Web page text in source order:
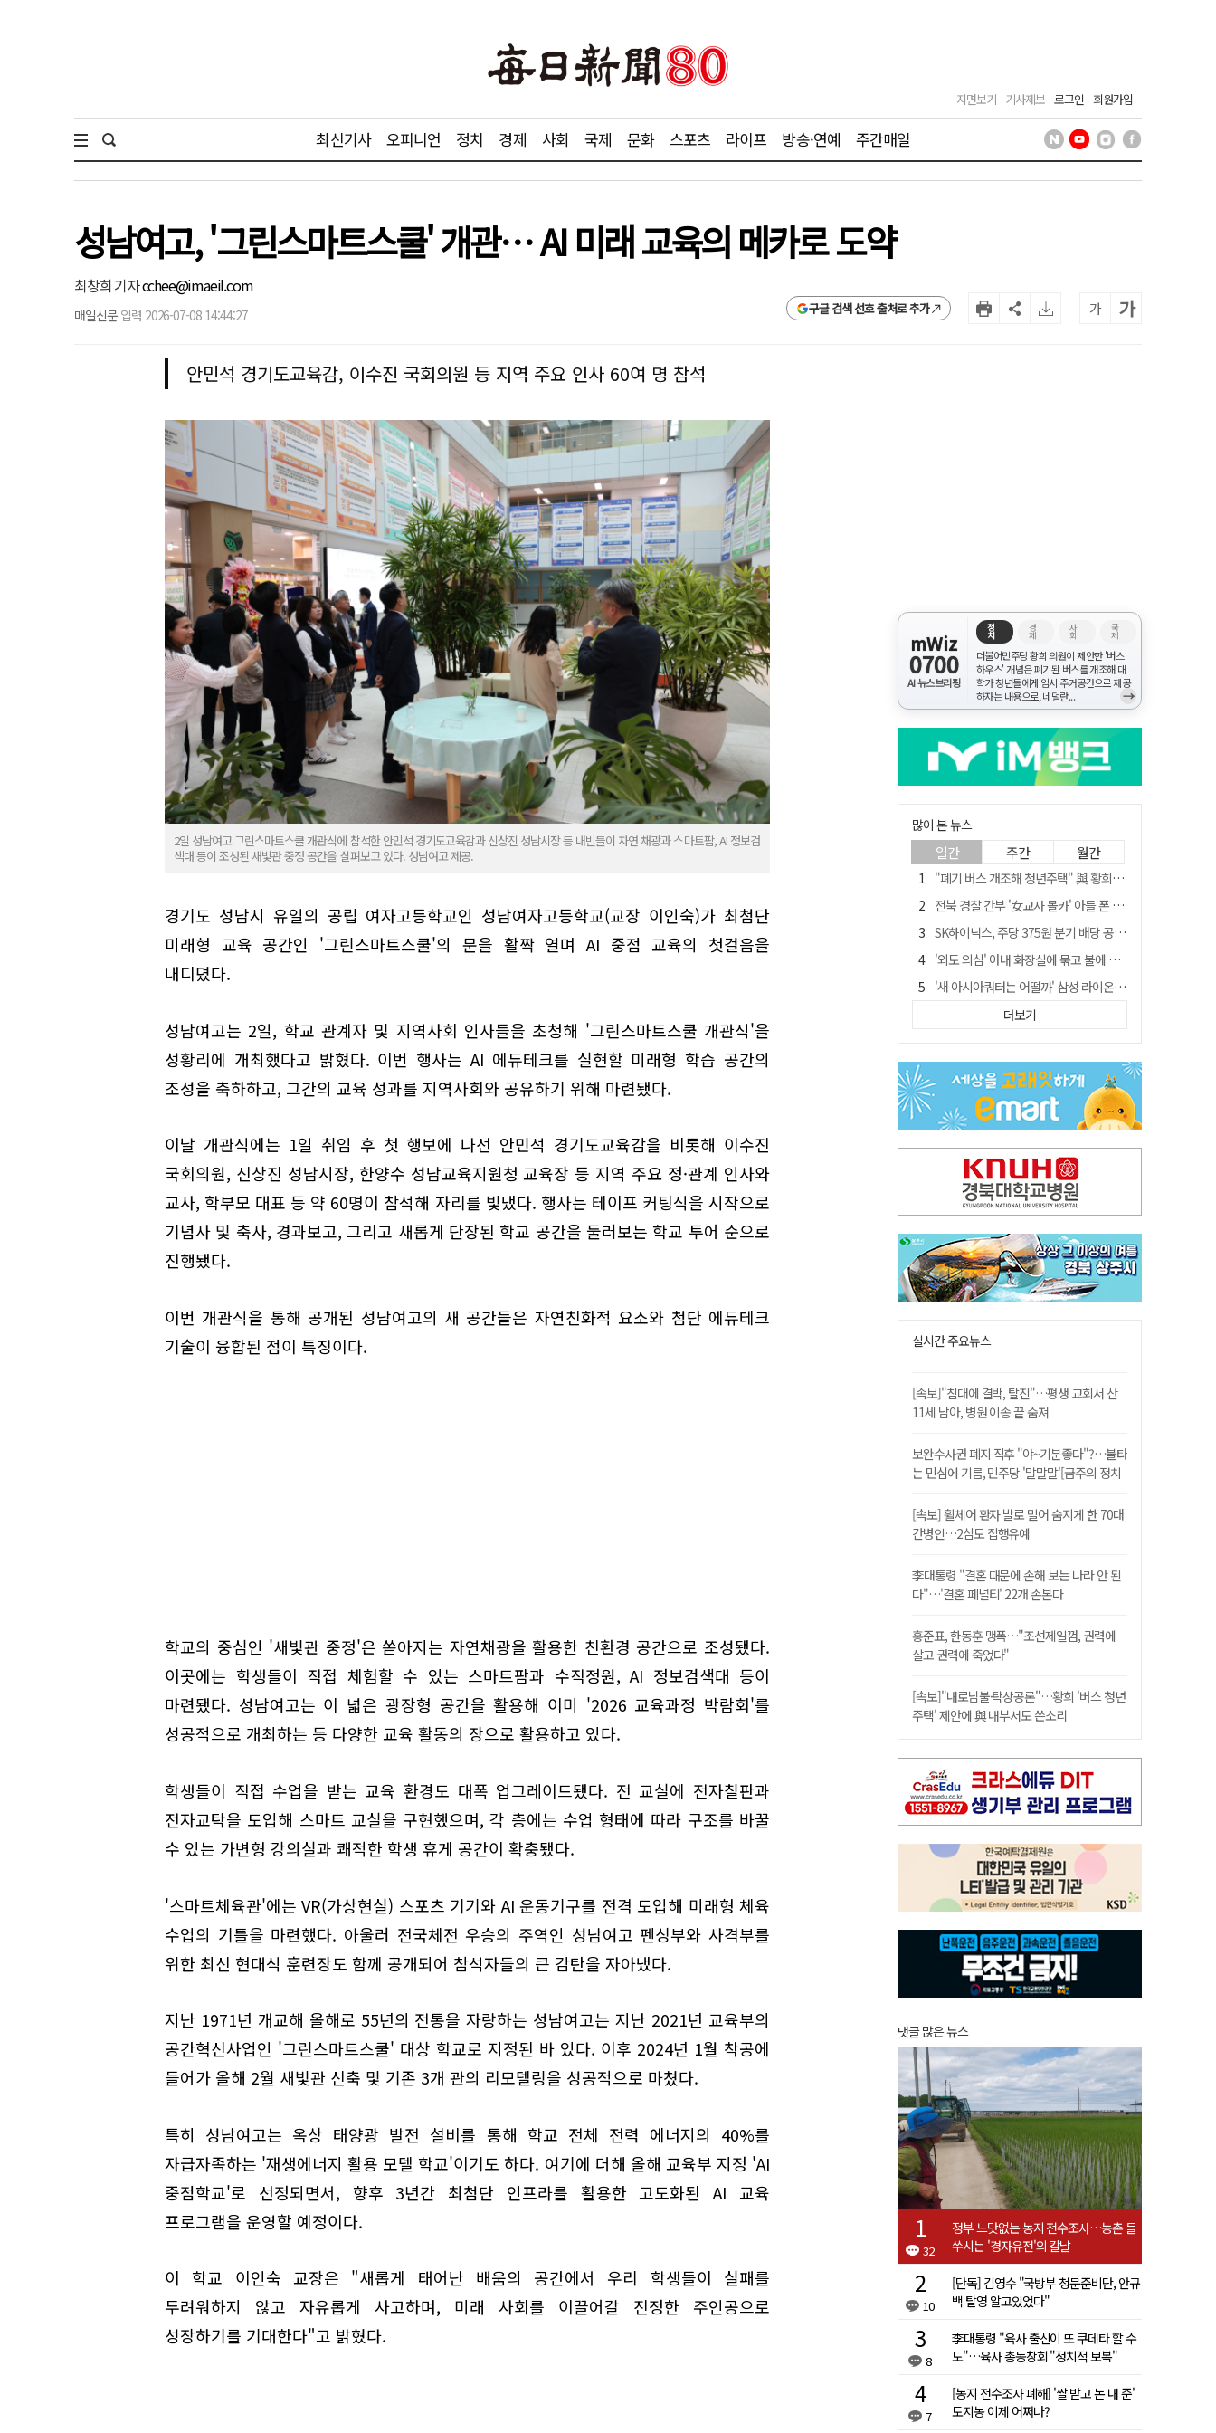
지면보기 기사제보 로그인 회원가입
최신기사 오피니언 정치 경제 사회 국제 문화 스포츠 라이프 방송·연예 주간매일
성남여고, '그린스마트스쿨' 개관… AI 미래 교육의 메카로 도약
최창희 기자cchee@imaeil.com
매일신문 입력 2026-07-08 14:44:27 구글 검색 선호 출처로 추가 가 가
안민석 경기도교육감, 이수진 국회의원 등 지역 주요 인사 60여 명 참석
2일 성남여고 그린스마트스쿨 개관식에 참석한 안민석 경기도교육감과 신상진 성남시장 등 내빈들이 자연 채광과 스마트팜, AI 정보검
색대 등이 조성된 새빛관 중정 공간을 살펴보고 있다. 성남여고 제공.
경기도 성남시 유일의 공립 여자고등학교인 성남여자고등학교(교장 이인숙)가 최첨단
미래형 교육 공간인 '그린스마트스쿨'의 문을 활짝 열며 AI 중점 교육의 첫걸음을
내디뎠다.
성남여고는 2일, 학교 관계자 및 지역사회 인사들을 초청해 '그린스마트스쿨 개관식'을
성황리에 개최했다고 밝혔다. 이번 행사는 AI 에듀테크를 실현할 미래형 학습 공간의
조성을 축하하고, 그간의 교육 성과를 지역사회와 공유하기 위해 마련됐다.
이날 개관식에는 1일 취임 후 첫 행보에 나선 안민석 경기도교육감을 비롯해 이수진
국회의원, 신상진 성남시장, 한양수 성남교육지원청 교육장 등 지역 주요 정·관계 인사와
교사, 학부모 대표 등 약 60명이 참석해 자리를 빛냈다. 행사는 테이프 커팅식을 시작으로
기념사 및 축사, 경과보고, 그리고 새롭게 단장된 학교 공간을 둘러보는 학교 투어 순으로
진행됐다.
이번 개관식을 통해 공개된 성남여고의 새 공간들은 자연친화적 요소와 첨단 에듀테크
기술이 융합된 점이 특징이다.
학교의 중심인 '새빛관 중정'은 쏟아지는 자연채광을 활용한 친환경 공간으로 조성됐다.
이곳에는 학생들이 직접 체험할 수 있는 스마트팜과 수직정원, AI 정보검색대 등이
마련됐다. 성남여고는 이 넓은 광장형 공간을 활용해 이미 '2026 교육과정 박람회'를
성공적으로 개최하는 등 다양한 교육 활동의 장으로 활용하고 있다.
학생들이 직접 수업을 받는 교육 환경도 대폭 업그레이드됐다. 전 교실에 전자칠판과
전자교탁을 도입해 스마트 교실을 구현했으며, 각 층에는 수업 형태에 따라 구조를 바꿀
수 있는 가변형 강의실과 쾌적한 학생 휴게 공간이 확충됐다.
'스마트체육관'에는 VR(가상현실) 스포츠 기기와 AI 운동기구를 전격 도입해 미래형 체육
수업의 기틀을 마련했다. 아울러 전국체전 우승의 주역인 성남여고 펜싱부와 사격부를
위한 최신 현대식 훈련장도 함께 공개되어 참석자들의 큰 감탄을 자아냈다.
지난 1971년 개교해 올해로 55년의 전통을 자랑하는 성남여고는 지난 2021년 교육부의
공간혁신사업인 '그린스마트스쿨' 대상 학교로 지정된 바 있다. 이후 2024년 1월 착공에
들어가 올해 2월 새빛관 신축 및 기존 3개 관의 리모델링을 성공적으로 마쳤다.
특히 성남여고는 옥상 태양광 발전 설비를 통해 학교 전체 전력 에너지의 40%를
자급자족하는 '재생에너지 활용 모델 학교'이기도 하다. 여기에 더해 올해 교육부 지정 'AI
중점학교'로 선정되면서, 향후 3년간 최첨단 인프라를 활용한 고도화된 AI 교육
프로그램을 운영할 예정이다.
이 학교 이인숙 교장은 "새롭게 태어난 배움의 공간에서 우리 학생들이 실패를
두려워하지 않고 자유롭게 사고하며, 미래 사회를 이끌어갈 진정한 주인공으로
성장하기를 기대한다"고 밝혔다.
mWiz
0700
AI 뉴스브리핑
정
치
경
제
사
회
국
제
더불어민주당 황희 의원이 제안한 '버스
하우스' 개념은 폐기된 버스를 개조해 대
학가 청년들에게 임시 주거공간으로 제공
하자는 내용으로, 네덜란...
→
많이 본 뉴스
일간 주간 월간
"폐기 버스 개조해 청년주택" 與 황희…'딸 학비는 年 4200만원'
전북 경찰 간부 '女교사 몰카' 아들 폰 부수고…"처벌 못하는 사안" 내부망에 글
SK하이닉스, 주당 375원 분기 배당 공시…"3분기 중 주주환원 방안 확정"
'외도 의심' 아내 화장실에 묶고 불에 달군 공구로 고문…남편 검거
'새 아시아쿼터는 어떨까' 삼성 라이온즈, 새 얼굴 투수 미야모리 영입
박권현 청도군수, '햇빛 연금 사업' 공약 시동걸어
봉화서 주택 에어컨 실외기에서 시작된 불… 주택 화재로 번져
[시사뒷담] MOU의 함정, 협약식이 투자 확정은 아니긴 해
경찰, 9월 초부터 상피제 전격 실시…가족 사건 수사 못해
더보기
실시간 주요뉴스
[속보]"침대에 결박, 탈진"…평생 교회서 산
11세 남아, 병원 이송 끝 숨져
보완수사권 폐지 직후 "야~기분좋다"?…불타
는 민심에 기름, 민주당 '말말말'[금주의 정치
[속보] 휠체어 환자 발로 밀어 숨지게 한 70대
간병인…2심도 집행유예
李대통령 "결혼 때문에 손해 보는 나라 안 된
다"…'결혼 페널티' 22개 손본다
홍준표, 한동훈 맹폭…"조선제일껌, 권력에
살고 권력에 죽었다"
[속보]"내로남불·탁상공론"…황희 '버스 청년
주택' 제안에 與 내부서도 쓴소리
댓글 많은 뉴스
32
정부 느닷없는 농지 전수조사…농촌 들
쑤시는 '경자유전'의 칼날
10
[단독] 김영수 "국방부 청문준비단, 안규
백 탈영 알고있었다"
8
李대통령 "육사 출신이 또 쿠데타 할 수
도"…육사 총동창회 "정치적 보복"
7
[농지 전수조사 폐해] '쌀 받고 논 내 준'
도지농 이제 어쩌나?